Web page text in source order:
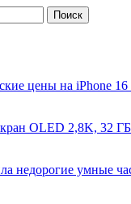
цены на iPhone 16
OLED 2,8K, 32
недорогие умные